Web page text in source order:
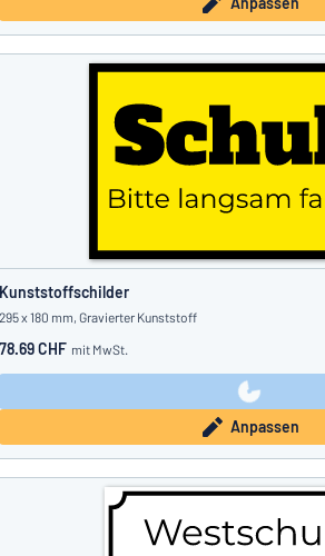
Kunststoffschilder
295 x 180 mm, Gravierter Kunststoff
78.69 CHF mit MwSt.
Anpassen